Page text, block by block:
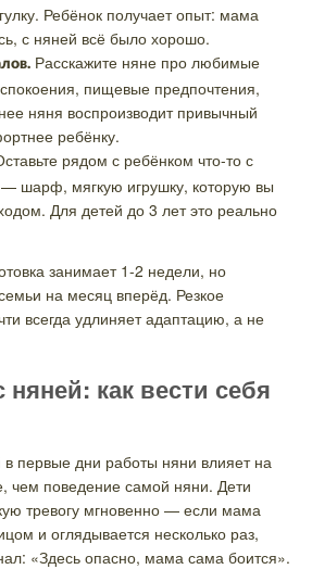
Ребёнок получает опыт: мама
с няней всё было хорошо.
Расскажите няне про любимые
пищевые предпочтения,
няня воспроизводит привычный
ребёнку.
рядом с ребёнком что-то с
шарф, мягкую игрушку, которую вы
Для детей до 3 лет это реально
занимает 1-2 недели, но
на месяц вперёд. Резкое
всегда удлиняет адаптацию, а не
как вести себя
первые дни работы няни влияет на
чем поведение самой няни. Дети
тревогу мгновенно — если мама
и оглядывается несколько раз,
«Здесь опасно, мама сама боится».